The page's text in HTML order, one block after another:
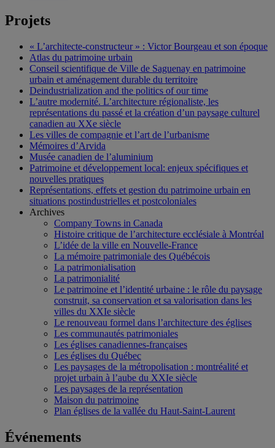
Projets
« L’architecte-constructeur » : Victor Bourgeau et son époque
Atlas du patrimoine urbain
Conseil scientifique de Ville de Saguenay en patrimoine
urbain et aménagement durable du territoire
Deindustrialization and the politics of our time
L’autre modernité. L’architecture régionaliste, les
représentations du passé et la création d’un paysage culturel
canadien au XXe siècle
Les villes de compagnie et l’art de l’urbanisme
Mémoires d’Arvida
Musée canadien de l’aluminium
Patrimoine et développement local: enjeux spécifiques et
nouvelles pratiques
Représentations, effets et gestion du patrimoine urbain en
situations postindustrielles et postcoloniales
Archives
Company Towns in Canada
Histoire critique de l’architecture ecclésiale à Montréal
L’idée de la ville en Nouvelle-France
La mémoire patrimoniale des Québécois
La patrimonialisation
La patrimonialité
Le patrimoine et l’identité urbaine : le rôle du paysage
construit, sa conservation et sa valorisation dans les
villes du XXIe siècle
Le renouveau formel dans l’architecture des églises
Les communautés patrimoniales
Les églises canadiennes-françaises
Les églises du Québec
Les paysages de la métropolisation : montréalité et
projet urbain à l’aube du XXIe siècle
Les paysages de la représentation
Maison du patrimoine
Plan églises de la vallée du Haut-Saint-Laurent
Événements